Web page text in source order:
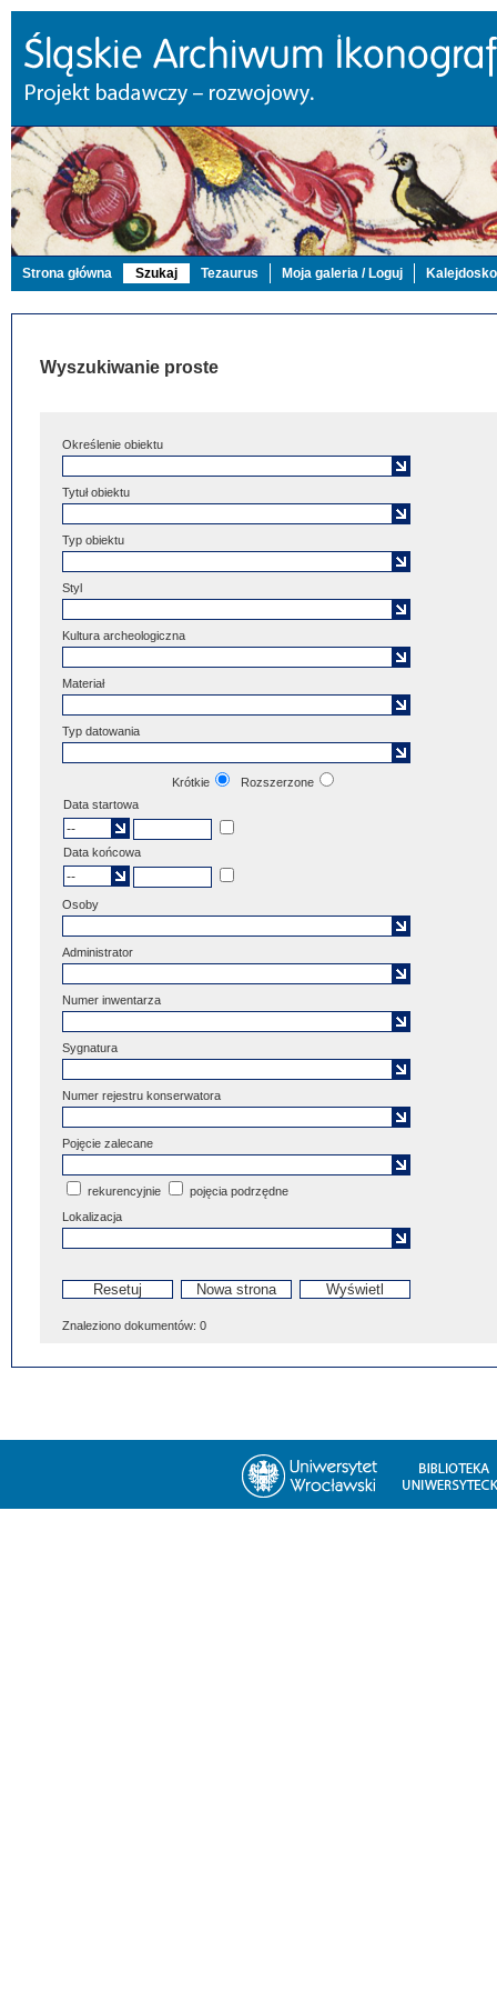
Strona główna Szukaj Tezaurus Moja galeria / Loguj
Wyszukiwanie proste
Określenie obiektu
Tytuł obiektu
Typ obiektu
Styl
Kultura archeologiczna
Materiał
Typ datowania
Krótkie
Rozszerzone
Data startowa
Data końcowa
Osoby
Administrator
Numer inwentarza
Sygnatura
Numer rejestru konserwatora
Pojęcie zalecane
rekurencyjnie
pojęcia podrzędne
Lokalizacja
Znaleziono dokumentów: 0